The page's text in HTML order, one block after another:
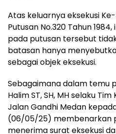
Atas keluarnya eksekusi
Putusan No.320 Tahun
pada putusan tersebut
batasan hanya
sebagai objek eksekusi.
Sebagaimana dalam temu
Halim ST, SH, MH selaku
Jalan Gandhi Medan
(06/05/25) membenarkan
menerima surat eksekusi